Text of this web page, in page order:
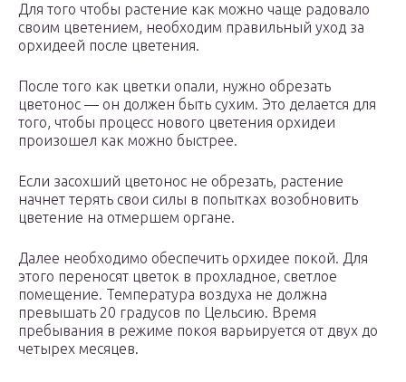
Для того чтобы растение как можно чаще радовало
своим цветением, необходим правильный уход за
орхидеей после цветения.
После того как цветки опали, нужно обрезать
цветонос — он должен быть сухим. Это делается для
того, чтобы процесс нового цветения орхидеи
произошел как можно быстрее.
Если засохший цветонос не обрезать, растение
начнет терять свои силы в попытках возобновить
цветение на отмершем органе.
Далее необходимо обеспечить орхидее покой. Для
этого переносят цветок в прохладное, светлое
помещение. Температура воздуха не должна
превышать 20 градусов по Цельсию. Время
пребывания в режиме покоя варьируется от двух до
четырех месяцев.